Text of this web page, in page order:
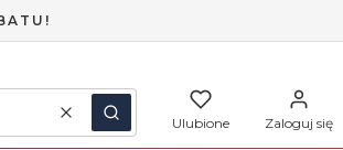
WyczyśćSzukaj Ulubione Zaloguj się